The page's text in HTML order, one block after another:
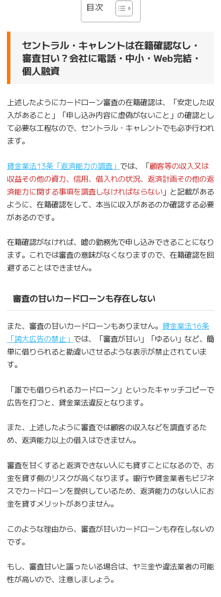
目次
セントラル・キャレントは在籍確認なし・
審査甘い？会社に電話・中小・Web完結・
個人融資
上述したようにカードローン審査の在籍確認は、「安定した収
入があること」「申し込み内容に虚偽がないこと」の確認とし
て必要な工程なので、セントラル・キャレントでも必ず行われ
ます。
貸金業法13条「返済能力の調査」 では、「顧客等の収入又は
収益その他の資力、信用、借入れの状況、返済計画その他の返
済能力に関する事項を調査しなければならない」と記載がある
ように、在籍確認をして、本当に収入があるのか確認する必要
があるのです。
在籍確認がなければ、嘘の勤務先で申し込みできることになり
ます。これでは審査の意味がなくなりますので、在籍確認を回
避することはできません。
審査の甘いカードローンも存在しない
また、審査の甘いカードローンもありません。 貸金業法16条
「誇大広告の禁止」 では、「審査が甘い」「ゆるい」など、簡
単に借りられると勘違いさせるような表示が禁止されていま
す。
「誰でも借りられるカードローン」といったキャッチコピーで
広告を打つと、貸金業法違反となります。
また、上述したように審査では顧客の収入などを調査するた
め、返済能力以上の借入はできません。
審査を甘くすると返済できない人にも貸すことになるので、お
金を貸す側のリスクが高くなります。銀行や貸金業者もビジネ
スでカードローンを提供しているため、返済能力のない人にお
金を貸すメリットがありません。
このような理由から、審査が甘いカードローンも存在しないの
です。
もし、審査甘いと謳ったいる場合は、ヤミ金や違法業者の可能
性が高いので、注意しましょう。